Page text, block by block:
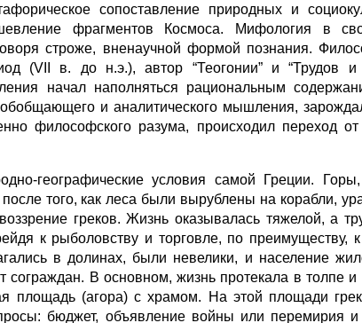
сопоставление природных и
фрагментов Космоса. Мифология в
строже, вненаучной формой познания.
(VII в. до н.э.), автор “Теогонии” и “Трудов
начал наполняться рациональным
и аналитического мышления,
философского разума, происходил переход
географические условия самой Греции.
того, как леса были вырублены на корабли,
греков. Жизнь оказывалась тяжелой, а
к рыболовству и торговле, по преимуществу,
в долинах, были невелики, и население
сограждан. В основном, жизнь протекала в толпе
площадь (агора) с храмом. На этой площади
бюджет, объявление войны или перемирия и